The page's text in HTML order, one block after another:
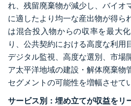
れ、残留廃棄物が減少し、バイオ
に適したより均一な産出物が得ら
は混合投入物からの収率を最大
り、公共契約における高度な利用
デジタル監視、高度な選別、市場
ア太平洋地域の建設・解体廃棄物
セグメントの可能性を増幅させて
サービス別：埋め立てが収益をリ